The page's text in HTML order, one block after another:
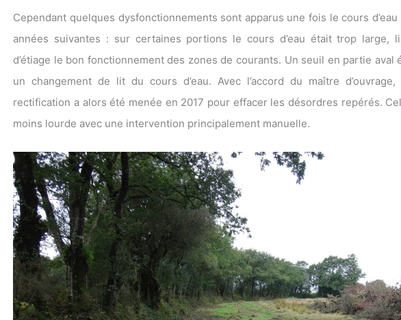
Cependant quelques dysfonctionnements sont apparus une fois le cours
années suivantes : sur certaines portions le cours d’eau était trop large,
d’étiage le bon fonctionnement des zones de courants. Un seuil en partie aval
un changement de lit du cours d’eau. Avec l’accord du maître
rectification a alors été menée en 2017 pour effacer les désordres repérés.
moins lourde avec une intervention principalement manuelle.